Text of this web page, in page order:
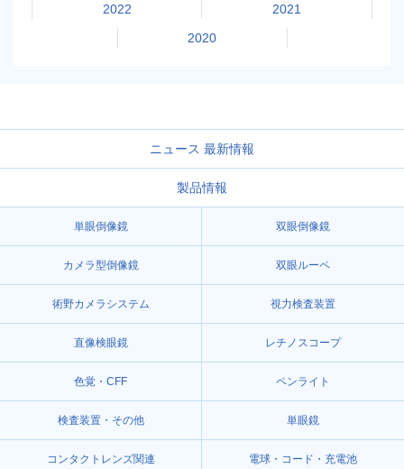
2022
2021
2020
ニュース 最新情報
製品情報
単眼倒像鏡 双眼倒像鏡
カメラ型倒像鏡 双眼ルーペ
術野カメラシステム 視力検査装置
直像検眼鏡 レチノスコープ
色覚・CFF ペンライト
検査装置・その他 単眼鏡
コンタクトレンズ関連 電球・コード・充電池